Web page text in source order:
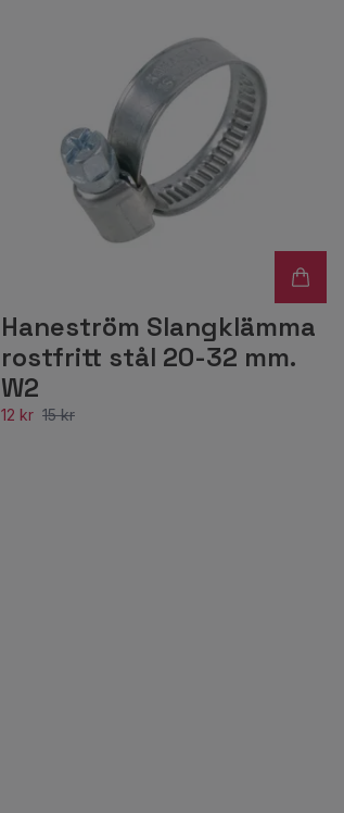
Haneström Slangklämma
rostfritt stål 20-32 mm.
W2
12 kr 15 kr